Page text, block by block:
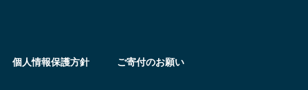
個人情報保護方針 ご寄付のお願い